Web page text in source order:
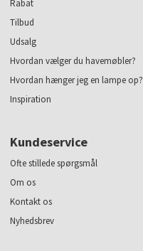
Rabat
Tilbud
Udsalg
Hvordan vælger du havemøbler?
Hvordan hænger jeg en lampe op?
Inspiration
Kundeservice
Ofte stillede spørgsmål
Om os
Kontakt os
Nyhedsbrev